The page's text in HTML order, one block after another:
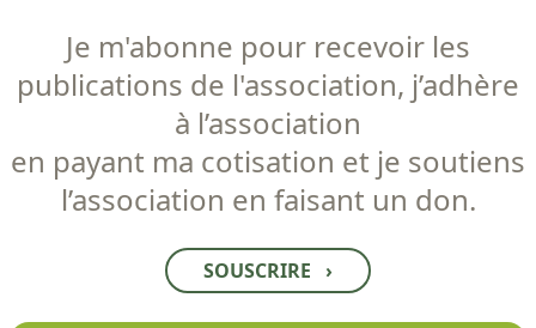
Je m'abonne pour recevoir les
publications de l'association, j’adhère
à l’association
en payant ma cotisation et je soutiens
l’association en faisant un don.
SOUSCRIRE ›